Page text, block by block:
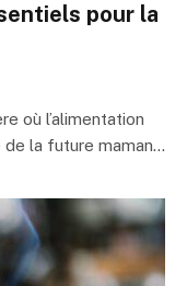
pour la
où l’alimentation
de la future maman…